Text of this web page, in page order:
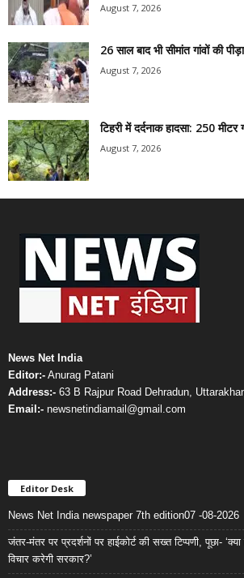
August 7, 2026
26 साल बाद भी सीमांत गांवों की
August 7, 2026
टिहरी में दर्दनाक हादसा: 250 मीटर
August 7, 2026
News Net India
Editor:- Anurag Patani
Address:- 63 B Rajpur Road Dehradun,
Email:- newsnetindiamail@gmail.com
Editor Desk
News Net India newspaper 7th edition07 -08-2026
जंतर-मंतर पर प्रदर्शनों पर हाईकोर्ट की सख्त टिप्पणी, पूछा-
विचार करेगी सरकार?’